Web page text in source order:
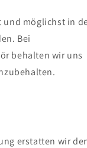
und möglichst in
Bei
behalten wir uns
erstatten wir